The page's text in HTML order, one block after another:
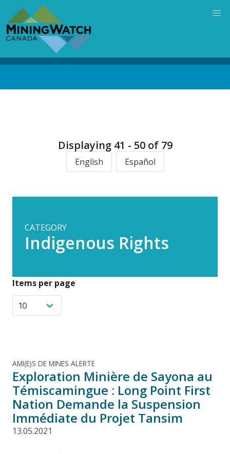
main
content
Displaying 41 - 50 of 79
English Español
CATEGORY
Indigenous Rights
Items per page
AMI(E)S DE MINES ALERTE
Exploration Minière de Sayona au
Témiscamingue : Long Point First
Nation Demande la Suspension
Immédiate du Projet Tansim
13.05.2021